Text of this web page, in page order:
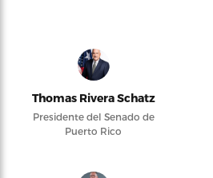
Thomas Rivera Schatz
Presidente del Senado de
Puerto Rico